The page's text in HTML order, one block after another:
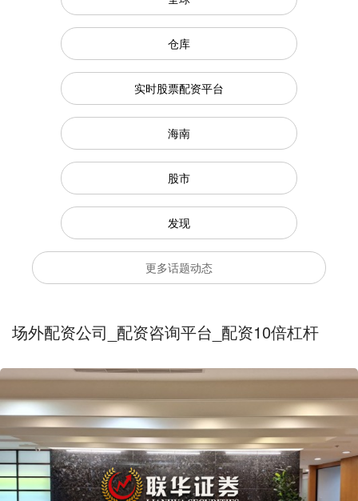
仓库
实时股票配资平台
海南
股市
发现
更多话题动态
场外配资公司_配资咨询平台_配资10倍杠杆